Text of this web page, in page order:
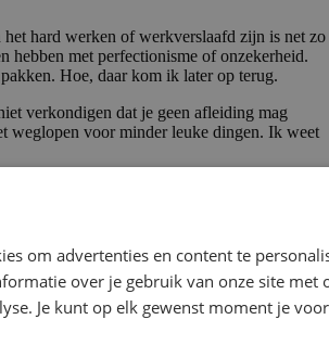
hard werken of werkverslaafd zijn is net zo
hebben met perfectionisme of onzekerheid.
Hoe, daar kom ik later op terug.
verkondigen dat je geen afleiding mag
weglopen voor minder leuke dingen. Ik weet
een kick uit mooie resultaten, maar hebt
goed voor jezelf blijft zorgen. Probeer je
voor je:
om advertenties en content te
over je gebruik van onze site met
Je kunt op elk gewenst moment je